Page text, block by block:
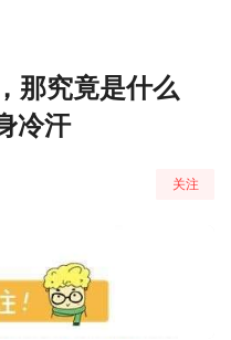
那究竟是什么
冷汗
关注